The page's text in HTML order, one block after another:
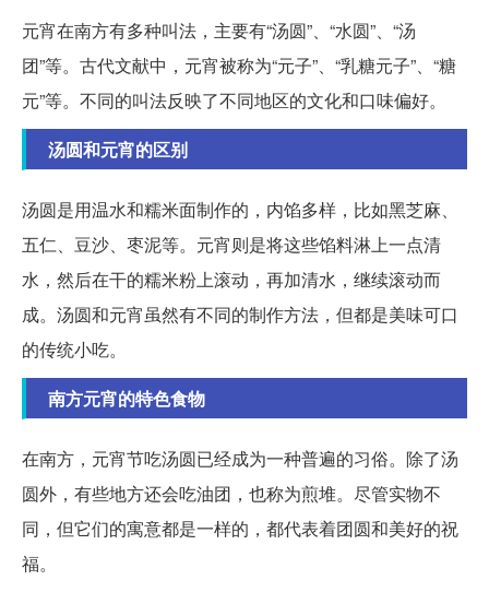
元宵在南方有多种叫法，主要有“汤圆”、“水圆”、“汤
团”等。古代文献中，元宵被称为“元子”、“乳糖元子”、“糖
元”等。不同的叫法反映了不同地区的文化和口味偏好。
汤圆和元宵的区别
汤圆是用温水和糯米面制作的，内馅多样，比如黑芝麻、
五仁、豆沙、枣泥等。元宵则是将这些馅料淋上一点清
水，然后在干的糯米粉上滚动，再加清水，继续滚动而
成。汤圆和元宵虽然有不同的制作方法，但都是美味可口
的传统小吃。
南方元宵的特色食物
在南方，元宵节吃汤圆已经成为一种普遍的习俗。除了汤
圆外，有些地方还会吃油团，也称为煎堆。尽管实物不
同，但它们的寓意都是一样的，都代表着团圆和美好的祝
福。